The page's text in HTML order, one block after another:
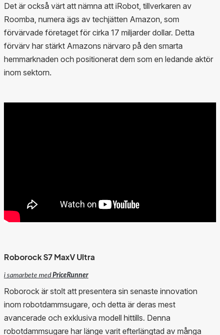
Det är också värt att nämna att iRobot, tillverkaren av
Roomba, numera ägs av techjätten Amazon, som
förvärvade företaget för cirka 17 miljarder dollar. Detta
förvärv har stärkt Amazons närvaro på den smarta
hemmarknaden och positionerat dem som en ledande aktör
inom sektorn.
Roborock S7 MaxV Ultra
i samarbete med PriceRunner
Roborock är stolt att presentera sin senaste innovation
inom robotdammsugare, och detta är deras mest
avancerade och exklusiva modell hittills. Denna
robotdammsugare har länge varit efterlängtad av många